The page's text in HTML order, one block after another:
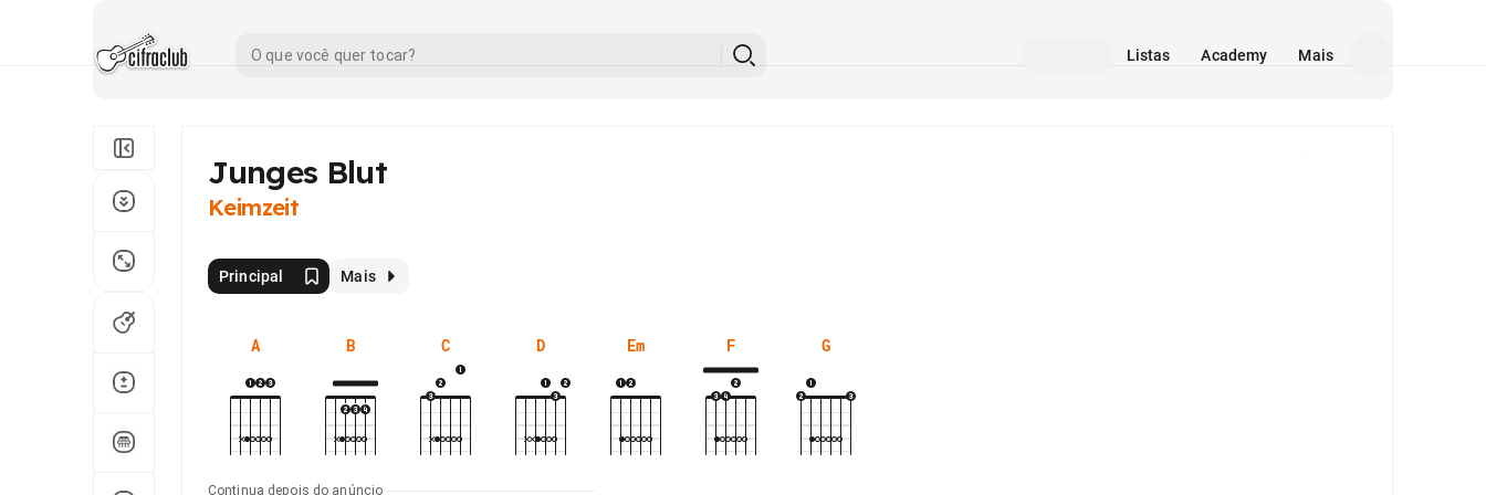
Listas Academy Mais
Junges Blut
Keimzeit
Principal Mais
A B C D Em F G
Continua depois do anúncio